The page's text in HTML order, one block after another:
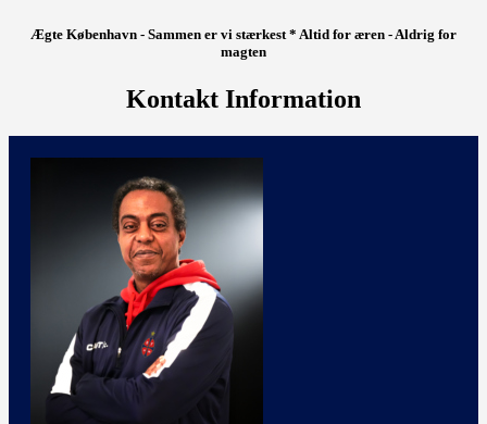
Ægte København - Sammen er vi stærkest * Altid for æren - Aldrig for
magten
Kontakt Information